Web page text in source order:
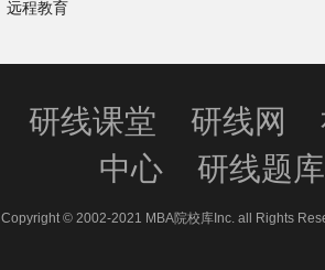
远程教育
研线课堂 研线网
中心
研线题库
Copyright © 2002-2021 MBA院校库Inc. all Rights